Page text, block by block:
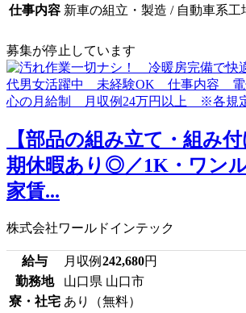
仕事内容 新車の組立・製造 / 自動車系工
募集が停止しています
【部品の組み立て・組み
期休暇あり◎／1K・ワン
家賃...
株式会社ワールドインテック
給与 月収例 242,680円
勤務地
山口県 山口市
寮・社宅 あり（無料）